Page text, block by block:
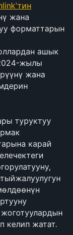
жана
форматтарын
ашык
жылы
жана
туруктуу
карай
келип жатат.